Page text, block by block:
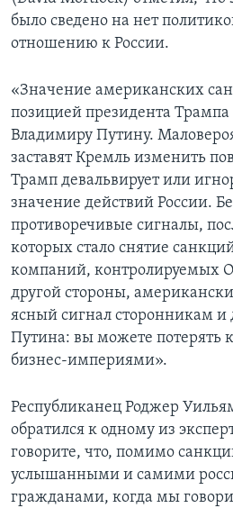
было сведено на нет
отношению к России.
«Значение американских
позицией президента
Владимиру Путину.
заставят Кремль изменить
Трамп девальвирует или
значение действий России.
противоречивые сигналы,
которых стало снятие
компаний, контролируемых
другой стороны,
ясный сигнал сторонникам и
Путина: вы можете потерять
бизнес-империями».
Республиканец Роджер
обратился к одному из
говорите, что, помимо
услышанными и самими
гражданами, когда мы